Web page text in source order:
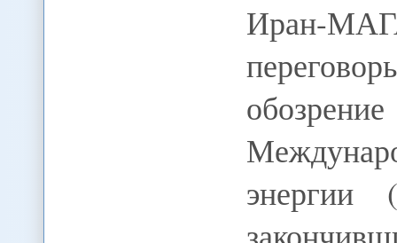
Иран-